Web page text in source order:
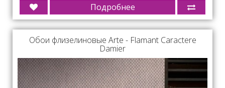
Подробнее
Обои флизелиновые Arte - Flamant Caractere
Damier